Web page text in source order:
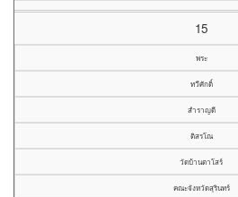
15
พระ
ทวีศักดิ์
สำราญดี
ติสรโณ
วัดบ้านตาโสร์
คณะจังหวัดสุรินทร์